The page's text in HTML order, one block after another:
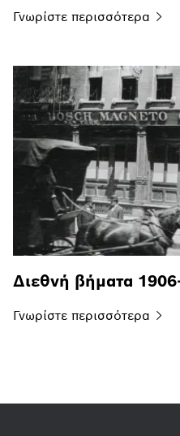
Γνωρίστε περισσότερα
Διεθνή βήματα
Γνωρίστε περισσότερα